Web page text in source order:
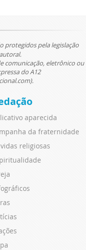
protegidos pela legislação
comunicação, eletrônico ou
do A12
aparecida
da fraternidade
religiosas